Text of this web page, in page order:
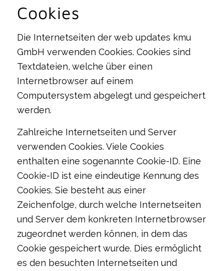
Cookies
Die Internetseiten der web updates kmu
GmbH verwenden Cookies. Cookies sind
Textdateien, welche über einen
Internetbrowser auf einem
Computersystem abgelegt und gespeichert
werden.
Zahlreiche Internetseiten und Server
verwenden Cookies. Viele Cookies
enthalten eine sogenannte Cookie-ID. Eine
Cookie-ID ist eine eindeutige Kennung des
Cookies. Sie besteht aus einer
Zeichenfolge, durch welche Internetseiten
und Server dem konkreten Internetbrowser
zugeordnet werden können, in dem das
Cookie gespeichert wurde. Dies ermöglicht
es den besuchten Internetseiten und